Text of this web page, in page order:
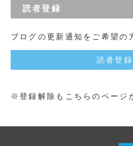
読者登録
ブログの更新通知をご希望の
読者登
※登録解除もこちらのページ